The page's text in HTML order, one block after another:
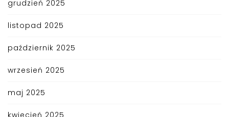
grudzień 2025
listopad 2025
październik 2025
wrzesień 2025
maj 2025